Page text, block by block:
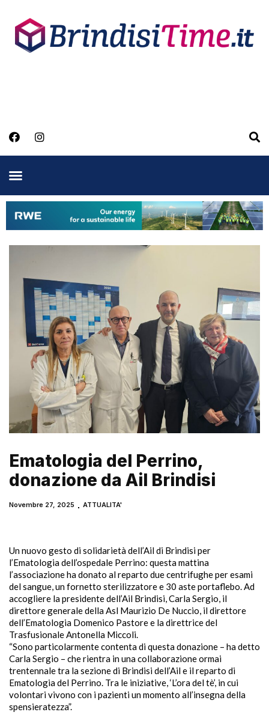
Ematologia del Perrino,
donazione da Ail Brindisi
Novembre 27, 2025 ATTUALITA'
Un nuovo gesto di solidarietà dell’Ail di Brindisi per
l’Ematologia dell’ospedale Perrino: questa mattina
l’associazione ha donato al reparto due centrifughe per esami
del sangue, un fornetto sterilizzatore e 30 aste portaflebo. Ad
accogliere la presidente dell’Ail Brindisi, Carla Sergio, il
direttore generale della Asl Maurizio De Nuccio, il direttore
dell’Ematologia Domenico Pastore e la direttrice del
Trasfusionale Antonella Miccoli.
“Sono particolarmente contenta di questa donazione – ha detto
Carla Sergio – che rientra in una collaborazione ormai
trentennale tra la sezione di Brindisi dell’Ail e il reparto di
Ematologia del Perrino. Tra le iniziative, ‘L’ora del tè’, in cui
volontari vivono con i pazienti un momento all’insegna della
spensieratezza”.